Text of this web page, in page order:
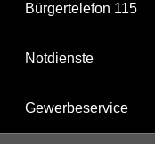
Bürgertelefon 115
Notdienste
Gewerbeservice